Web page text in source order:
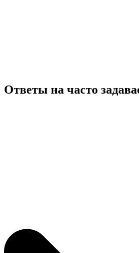
Ответы на часто